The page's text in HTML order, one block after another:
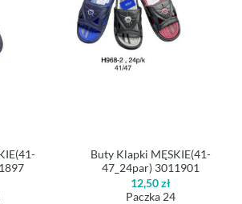
Buty Klapki MĘSKIE(41-
47_24par) 3011901
12,50zł
Paczka 24